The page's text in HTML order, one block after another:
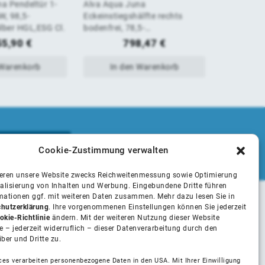
Cookie-Zustimmung verwalten
unsere Website zwecks Reichweitenmessung sowie Optimierung
von Inhalten und Werbung. Eingebundene Dritte führen
ggf. mit weiteren Daten zusammen. Mehr dazu lesen Sie in
. Ihre vorgenommenen Einstellungen können Sie jederzeit
Richtlinieändern. Mit der weiteren Nutzung dieser Website
– jederzeit widerruflich – dieser Datenverarbeitung durch den
und Dritte zu.
verarbeiten personenbezogene Daten in den USA. Mit Ihrer Einwilligung
Pendeltür 1-
98,5-
HGL,ESG Cl.
€
von
5
Alva Aqua Juna
Eckeinstiegshälfte rechts
bodenfrei, 78,5-
81/200cm,Sil.HGL,ESG Cl
798,47€
In den Warenkorb
Unsere Partner